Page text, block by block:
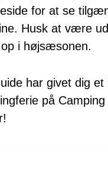
for at se
Husk at være
i højsæsonen.
har givet dig
på